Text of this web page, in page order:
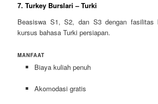
7. Turkey Burslari – Turki
Beasiswa S1, S2, dan S3 dengan fasilitas
kursus bahasa Turki persiapan.
MANFAAT
Biaya kuliah penuh
Akomodasi gratis